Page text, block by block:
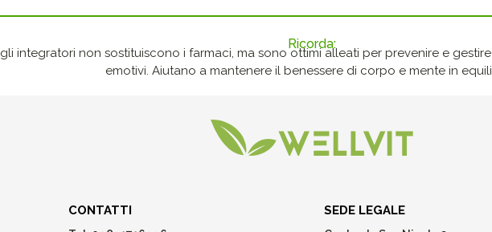
Ricorda:
gli integratori non sostituiscono i farmaci, ma sono ottimi alleati per prevenire e
emotivi. Aiutano a mantenere il benessere di corpo e mente in
CONTATTI SEDE LEGALE